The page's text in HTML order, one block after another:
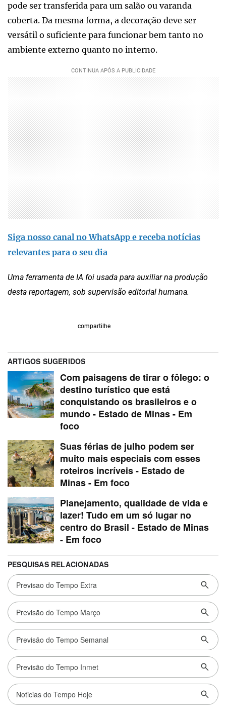
pode ser transferida para um salão ou varanda
coberta. Da mesma forma, a decoração deve ser
versátil o suficiente para funcionar bem tanto no
ambiente externo quanto no interno.
Siga nosso canal no WhatsApp e receba notícias
relevantes para o seu dia
Uma ferramenta de IA foi usada para auxiliar na produção
desta reportagem, sob supervisão editorial humana.
compartilhe